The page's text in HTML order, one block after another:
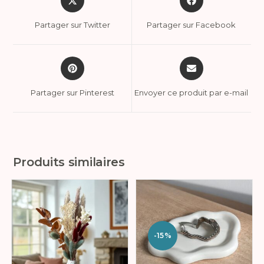
Partager sur Twitter Partager sur Facebook
Partager sur Pinterest Envoyer ce produit par e-mail
Produits similaires
-15%